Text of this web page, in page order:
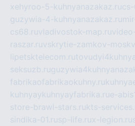
xehyroo-5-kuhnyanazakaz.ru
guzywia-4-kuhnyanazakaz.ru
cs68.ruvladivostok-map.ru
raszar.ruvskrytie-zamkov-
lipetsktelecom.ru
seksuzb.ru
fabrikaofabrikaokuhny.ru
kuhnyaykuhnyayfabrika.rue-
store-brawl-stars.rukts-
sindika-01.rusp-life.rux-legion.ru